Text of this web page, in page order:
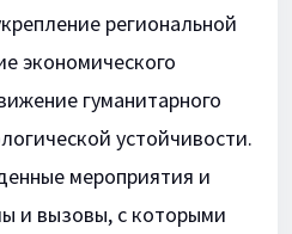
региональной
экономического
гуманитарного
устойчивости.
мероприятия и
и вызовы, с которыми